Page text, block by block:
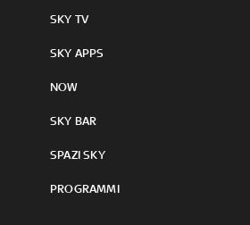
SKY TV
SKY APPS
NOW
SKY BAR
SPAZI SKY
PROGRAMMI